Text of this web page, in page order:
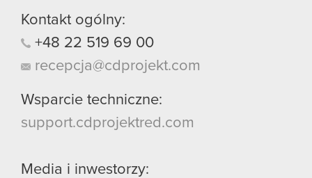
Kontakt ogólny:
+48 22 519 69 00
recepcja@cdprojekt.com
Wsparcie techniczne:
support.cdprojektred.com
Media i inwestorzy: